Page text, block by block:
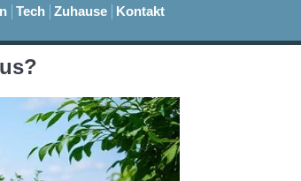
Tech Zuhause Kontakt